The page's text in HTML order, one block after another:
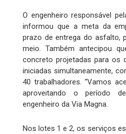
O engenheiro responsável
informou que a meta da
prazo de entrega do asfalto,
meio. Também antecipou
concreto projetadas para os
iniciadas simultaneamente,
40 trabalhadores. “Vamos
aproveitando o período
engenheiro da Via Magna.
Nos lotes 1 e 2, os serviços